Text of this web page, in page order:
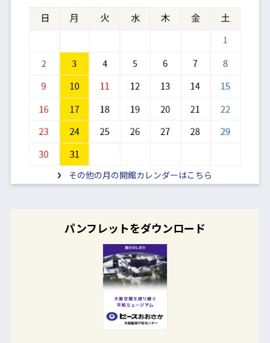
その他の月の開館カレンダーはこちら
パンフレットをダウンロード